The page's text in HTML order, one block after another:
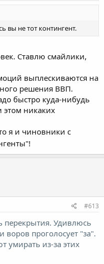
вы не тот контингент.
Ставлю смайлики,
выплескиваются на
решения ВВП.
быстро куда-нибудь
этом никаких
я и чиновники с
#613
перекрытия. Удивлюсь
воров проголосует "за".
умирать из-за этих